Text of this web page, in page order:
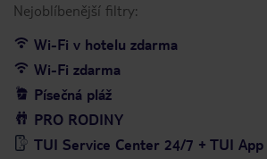
Nejoblíbenější filtry:
Wi-Fi v hotelu zdarma
Wi-Fi zdarma
Písečná pláž
PRO RODINY
TUI Service Center 24/7 + TUI App